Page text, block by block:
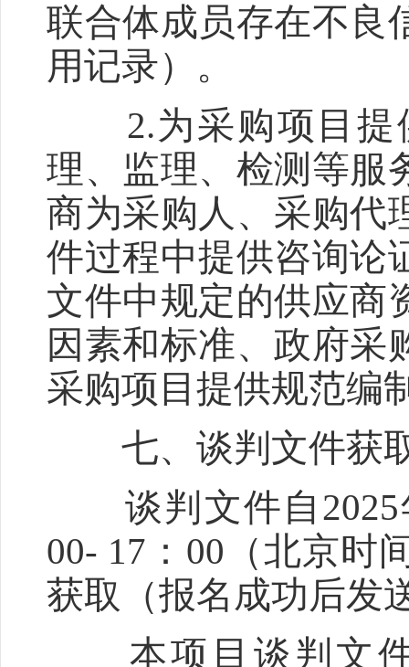
联合体成员存在不良
用记录）。
2.为采购项目提
理、监理、检测等服
商为采购人、采购代
件过程中提供咨询论
文件中规定的供应商
因素和标准、政府采
采购项目提供规范编
七、谈判文件获
谈判文件自2025
00- 17：00（北京时
获取（报名成功后发
本项目谈判文件